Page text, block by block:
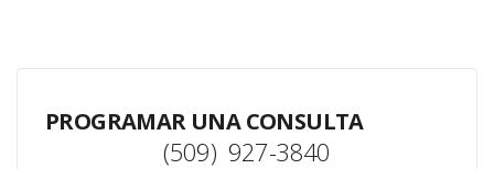
PROGRAMAR UNA CONSULTA
(509) 927-3840